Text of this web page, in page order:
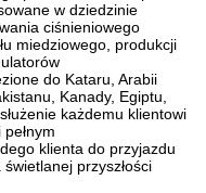
w dziedzinie
ciśnieniowego
miedziowego, produkcji
do Kataru, Arabii
Kanady, Egiptu,
każdemu klientowi
klienta do przyjazdu
przyszłości